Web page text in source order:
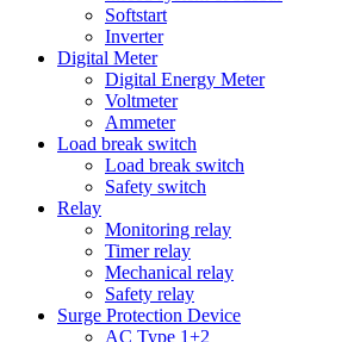
Softstart
Inverter
Digital Meter
Digital Energy Meter
Voltmeter
Ammeter
Load break switch
Load break switch
Safety switch
Relay
Monitoring relay
Timer relay
Mechanical relay
Safety relay
Surge Protection Device
AC Type 1+2